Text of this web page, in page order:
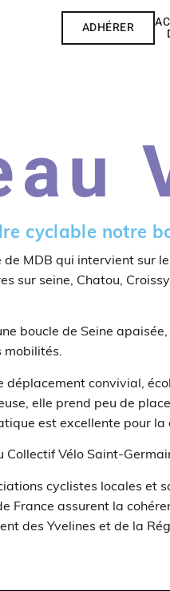
ADHÉRER
cyclable notre
de MDB qui intervient sur
sur seine, Chatou,
boucle de Seine
mobilités.
convivial,
elle prend peu de
est excellente pour la
Vélo Saint-
cyclistes locales et
France assurent la
des Yvelines et de la